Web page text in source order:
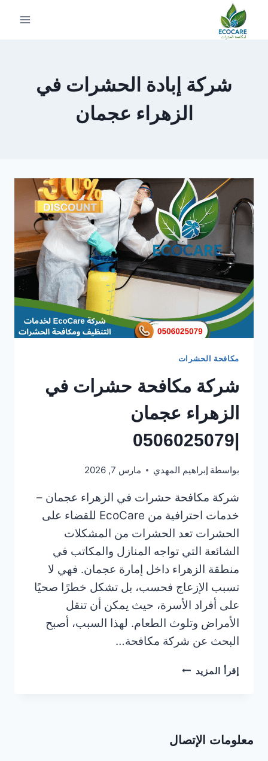
التجاوز
شركة إبادة الحشرات في
الزهراء عجمان
مكافحة الحشرات
شركة مكافحة حشرات في
الزهراء عجمان
بواسطة إبراهيم المهدي مارس 7, 2026
شركة مكافحة حشرات في الزهراء عجمان –
خدمات احترافية من EcoCare للقضاء على
الحشرات تعد الحشرات من المشكلات
الشائعة التي تواجه المنازل والمكاتب في
منطقة الزهراء داخل إمارة عجمان. فهي لا
تسبب الإزعاج فحسب، بل تشكل خطرًا صحيًا
على أفراد الأسرة، حيث يمكن أن تنقل
الأمراض وتلوث الطعام. لهذا السبب، أصبح
البحث عن شركة مكافحة…
إقرأ المزيد شركة
عجمان
معلومات الإتصال